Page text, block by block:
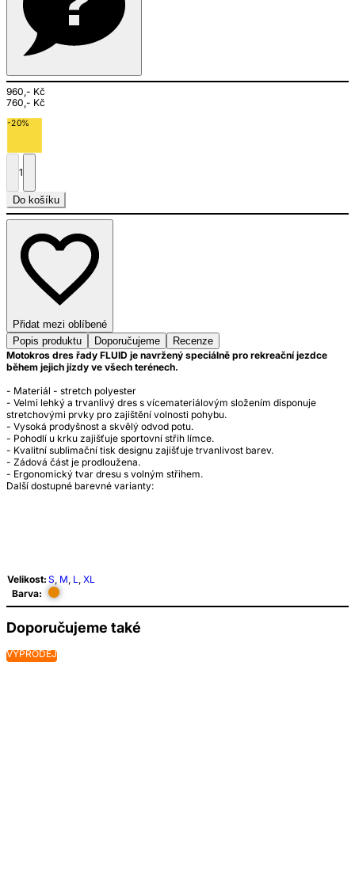
960,- Kč
760,- Kč
-20%
1
Do košíku
Přidat mezi oblíbené
Popis produktu
Doporučujeme
Recenze
Motokros dres řady FLUID je navržený speciálně pro rekreační jezdce
během jejich jízdy ve všech terénech.
- Materiál - stretch polyester
- Velmi lehký a trvanlivý dres s vícemateriálovým složením disponuje
stretchovými prvky pro zajištění volnosti pohybu.
- Vysoká prodyšnost a skvělý odvod potu.
- Pohodlí u krku zajišťuje sportovní střih límce.
- Kvalitní sublimační tisk designu zajišťuje trvanlivost barev.
- Zádová část je prodloužena.
- Ergonomický tvar dresu s volným střihem.
Další dostupné barevné varianty:
Velikost: S M L
XL
Barva:
Doporučujeme také
VÝPRODEJ